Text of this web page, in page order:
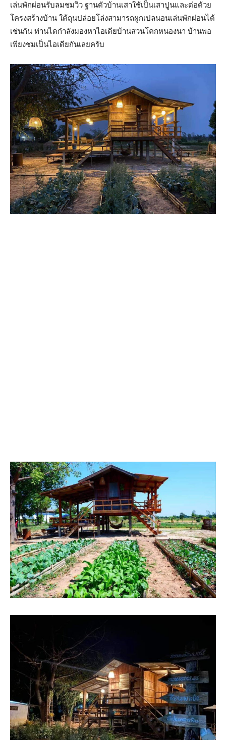
เล่นพักผ่อนรับลมชมวิว ฐานตัวบ้านเสาใช้เป็นเสาปูนและต่อด้วย
โครงสร้างบ้าน ใต้ถุนปล่อยโล่งสามารถผูกเปลนอนเล่นพักผ่อนได้
เช่นกัน ท่านไดกำลังมองหาไอเดียบ้านสวนโคกหนองนา บ้านพอ
เพียงชมเป็นไอเดียกันเลยครับ